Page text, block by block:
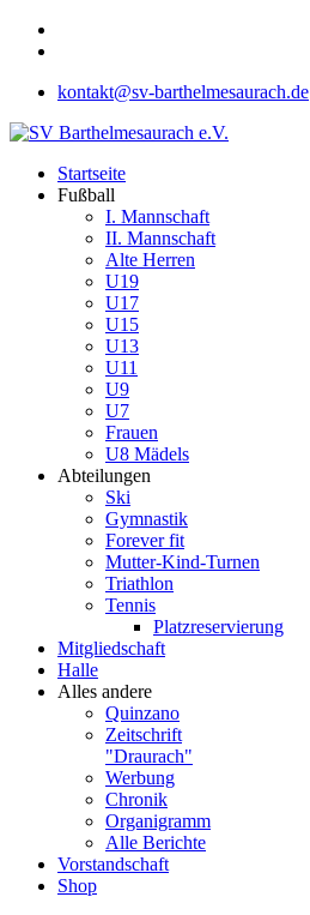
kontakt@sv-barthelmesaurach.de
Startseite
Fußball
I. Mannschaft
II. Mannschaft
Alte Herren
U19
U17
U15
U13
U11
U9
U7
Frauen
U8 Mädels
Abteilungen
Ski
Gymnastik
Forever fit
Mutter-Kind-Turnen
Triathlon
Tennis
Platzreservierung
Mitgliedschaft
Halle
Alles andere
Quinzano
Zeitschrift
"Draurach"
Werbung
Chronik
Organigramm
Alle Berichte
Vorstandschaft
Shop